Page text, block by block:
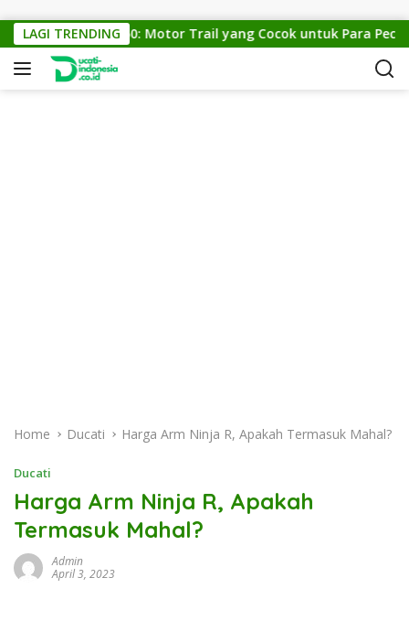
LAGI TRENDING
KTM Cross 150: Motor Trail yang Cocok untuk Para Pecinta
Home Ducati Harga Arm Ninja R, Apakah Termasuk Mahal?
Ducati
Harga Arm Ninja R, Apakah
Termasuk Mahal?
Admin
April 3, 2023